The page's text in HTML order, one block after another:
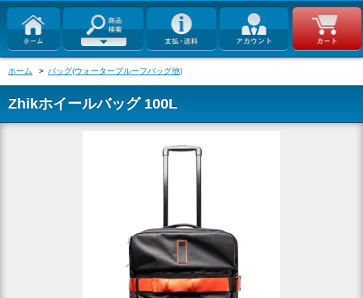
ホーム > バッグ(ウォータープルーフバッグ他)
Zhikホイールバッグ 100L